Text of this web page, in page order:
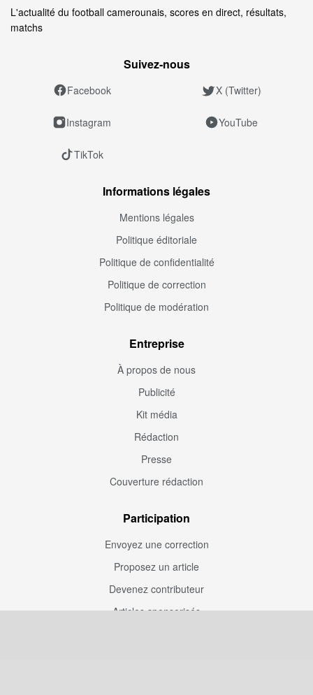
L'actualité du football camerounais, scores en direct, résultats,
matchs
Suivez‑nous
Facebook X (Twitter)
Instagram YouTube
TikTok
Informations légales
Mentions légales
Politique éditoriale
Politique de confidentialité
Politique de correction
Politique de modération
Entreprise
À propos de nous
Publicité
Kit média
Rédaction
Presse
Couverture rédaction
Participation
Envoyez une correction
Proposez un article
Devenez contributeur
Articles sponsorisés